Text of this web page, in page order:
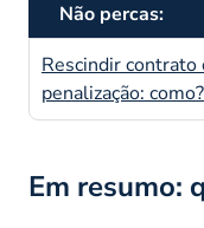
Não percas:
Rescindir contrato
penalização: como?
Em resumo: